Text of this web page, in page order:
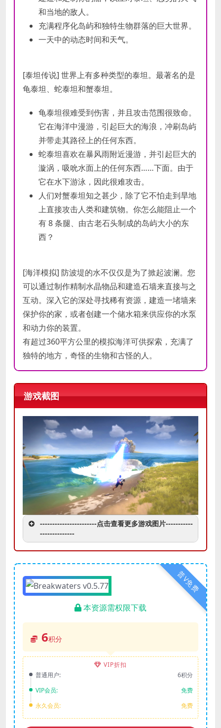
和当地的敌人。
充满程序化岛屿和独特生物群落的巨大世界。
一天中的动态时间和天气。
[泰坦传说] 世界上有多种类型的泰坦。最著名的是
龟泰坦、蛇泰坦和蟹泰坦。
龟泰坦很难受到伤害，并且攻击范围很致命。
它在海洋中漫游，引起巨大的海浪，冲刷岛屿
并带走其路径上的任何东西。
蛇泰坦喜欢在暴风雨附近漫游，并引起巨大的
漩涡，吸吮水面上的任何东西……下面。由于
它在水下游泳，因此很难攻击。
人们对蟹泰坦知之甚少，除了它不怕走到旱地
上直接攻击人类和建筑物。你怎么能阻止一个
有 8 条腿、由古老石头制成的岛屿大小的东
西？
[海洋模拟] 防波堤的水不仅仅是为了掀起波澜。您
可以通过制作精制水晶物品和建造石墙来直接与之
互动。深入它的深处寻找稀有资源，建造一堵墙来
保护你的家，或者创建一个储水箱来供应你的水泵
和动力你的装置。
有超过360平方公里的模拟海洋可供探索，充满了
独特的地方，奇怪的生物和古怪的人。
游戏截图
-----------------------点击查看更多游戏图片-----------
--------------
普V免费
本资源需权限下载
6积分
VIP折扣
普通用户:
6积分
VIP会员:
免费
永久会员:
免费